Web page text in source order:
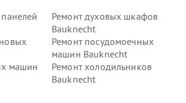
Ремонт духовых шкафов
Bauknecht
Ремонт посудомоечных
машин Bauknecht
машин
Ремонт холодильников
Bauknecht